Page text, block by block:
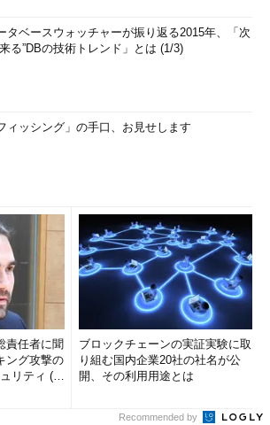
タベースウォッチャーが振り返る2015年、「次
来る”DBの技術トレンド」とは (1/3)
ィッシング」の手口、お見せします
責任者に聞
ング攻撃の
リティ (1/
ブロックチェーンの実証実験に取
り組む国内企業20社の社名が公
開、その利用用途とは
Recommended by